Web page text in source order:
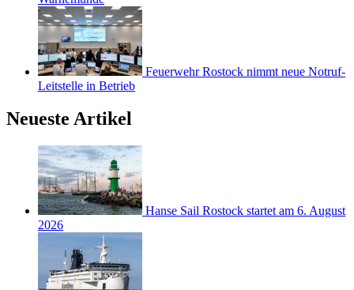
Feuerwehr Rostock nimmt neue Notruf-
Leitstelle in Betrieb
Neueste Artikel
Hanse Sail Rostock startet am 6. August
2026